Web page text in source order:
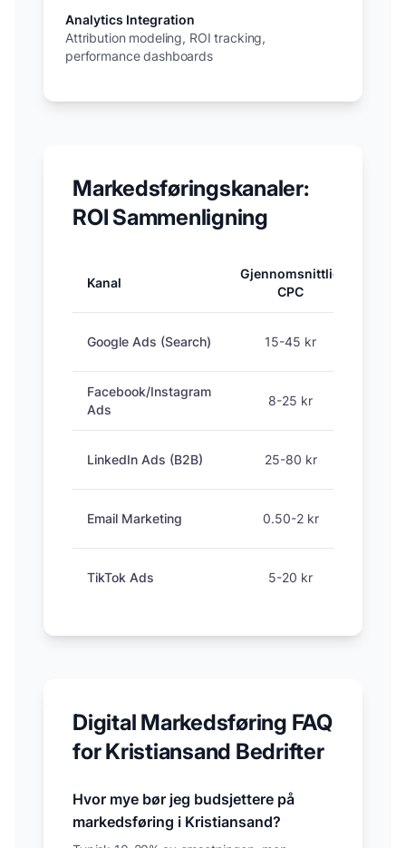
Analytics Integration
Attribution modeling, ROI tracking,
performance dashboards
Markedsføringskanaler:
ROI Sammenligning
Kanal
Gjennomsnittlig
CPC
Google Ads (Search) 15-45 kr
Facebook/Instagram
Ads
8-25 kr
LinkedIn Ads (B2B) 25-80 kr
Email Marketing 0.50-2 kr
TikTok Ads 5-20 kr
Digital Markedsføring FAQ
forKristiansand Bedrifter
Hvor mye bør jeg budsjettere på
markedsføring i Kristiansand?